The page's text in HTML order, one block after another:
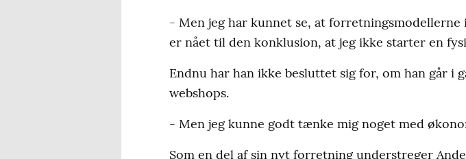
- Men jeg har kunnet se, at
er nået til den konklusion, at jeg ikke starter en
Endnu har han ikke besluttet sig for, om han går i
webshops.
- Men jeg kunne godt tænke mig noget med
Som en del af sin nyt forretning understreger